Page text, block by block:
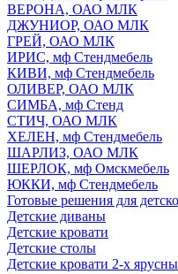
ВЕРОНА, ОАО МЛК
ДЖУНИОР, ОАО МЛК
ГРЕЙ, ОАО МЛК
ИРИС, мф Стендмебель
КИВИ, мф Стендмебель
ОЛИВЕР, ОАО МЛК
СИМБА, мф Стенд
СТИЧ, ОАО МЛК
ХЕЛЕН, мф Стендмебель
ШАРЛИЗ, ОАО МЛК
ШЕРЛОК, мф Омскмебель
ЮККИ, мф Стендмебель
Готовые решения для
Детские диваны
Детские кровати
Детские столы
Детские кровати 2-х